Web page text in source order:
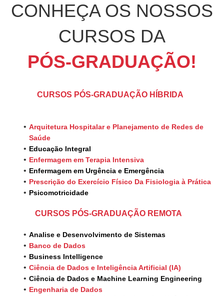
CONHEÇA OS NOSSOS
CURSOS DA
PÓS-GRADUAÇÃO!
CURSOS PÓS-GRADUAÇÃO HÍBRIDA
Arquitetura Hospitalar e Planejamento de Redes de
Saúde
Educação Integral
Enfermagem em Terapia Intensiva
Enfermagem em Urgência e Emergência
Prescrição do Exercício Físico Da Fisiologia à Prática
Psicomotricidade
CURSOS PÓS-GRADUAÇÃO REMOTA
Analise e Desenvolvimento de Sistemas
Banco de Dados
Busin ess Intelligence
Ciência de Dados e Inteligência Artificial (IA)
Ciência de Dado s e Machine Learning Engineer ing
Engenharia de Dados